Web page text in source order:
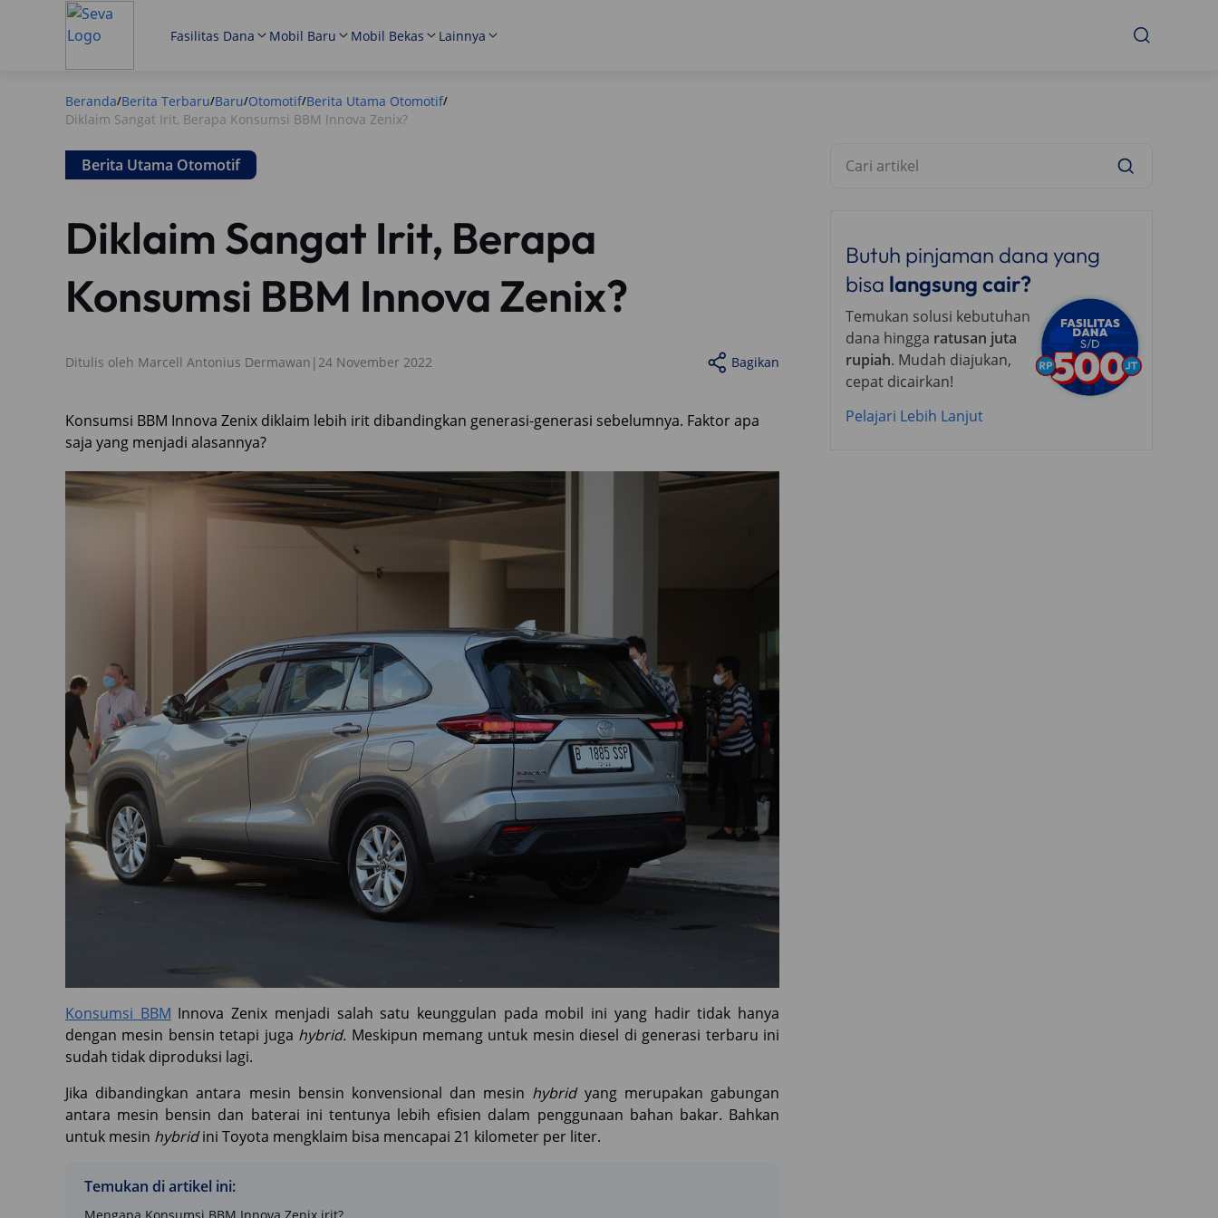
Fasilitas Dana Mobil Baru Mobil Bekas Lainnya
Beranda/Berita Terbaru/Baru/Otomotif/Berita Utama Otomotif/
Diklaim Sangat Irit, Berapa Konsumsi BBM Innova Zenix?
Berita Utama Otomotif
Diklaim Sangat Irit, Berapa
Konsumsi BBM Innova Zenix?
Ditulis oleh Marcell Antonius Dermawan | 24 November 2022 Bagikan
Konsumsi BBM Innova Zenix diklaim lebih irit dibandingkan generasi-generasi sebelumnya. Faktor apa
saja yang menjadi alasannya?
Konsumsi BBM Innova Zenix menjadi salah satu keunggulan pada mobil ini yang hadir tidak hanya
dengan mesin bensin tetapi juga hybrid. Meskipun memang untuk mesin diesel di generasi terbaru ini
sudah tidak diproduksi lagi.
Jika dibandingkan antara mesin bensin konvensional dan mesin hybrid yang merupakan gabungan
antara mesin bensin dan baterai ini tentunya lebih efisien dalam penggunaan bahan bakar. Bahkan
untuk mesin hybridini Toyota mengklaim bisa mencapai 21 kilometer per liter.
Temukan di artikel ini:
Butuh pinjaman dana yang
bisa langsung cair?
Temukan solusi kebutuhan
dana hingga ratusan juta
rupiah. Mudah diajukan,
cepat dicairkan!
Pelajari Lebih Lanjut